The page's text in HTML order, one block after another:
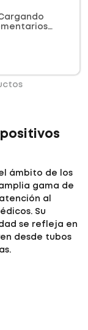
ámbito de los
gama de
al
Su
se refleja en
desde tubos